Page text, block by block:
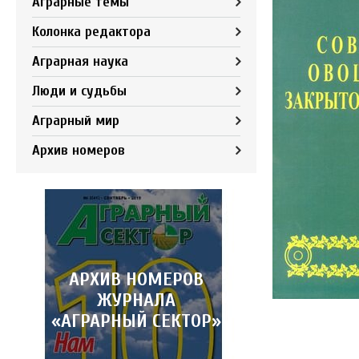
Колонка редактора
Аграрная наука
Люди и судьбы
Аграрный мир
Архив номеров
АРХИВ НОМЕРОВ
ЖУРНАЛА
«АГРАРНЫЙ СЕКТОР»